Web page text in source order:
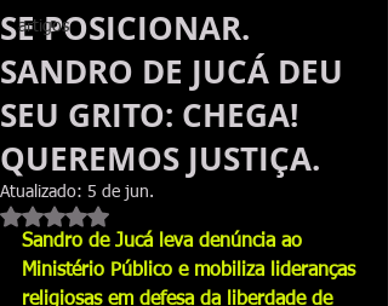
artigos
SE POSICIONAR.
SANDRO DE JUCÁ DEU
SEU GRITO: CHEGA!
QUEREMOS JUSTIÇA.
Atualizado: 5 de jun.
Avaliado com NaN de 5 estrelas.
Sandro de Jucá leva denúncia ao
Ministério Público e mobiliza lideranças
religiosas em defesa da liberdade de